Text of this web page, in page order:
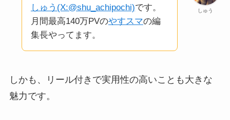
しゅう
しゅう(X:@shu_achipochi)です。
月間最高140万PVのやすスマの編
集長やってます。
しかも、リール付きで実用性の高いことも大きな
魅力です。